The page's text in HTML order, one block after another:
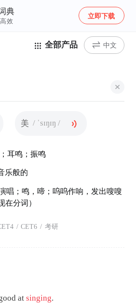
典
效
立即下载
全部产品 中文
美 / ˈsɪŋɪŋ /
耳鸣；振鸣
乐般的
唱；鸣，啼；呜呜作响，发出嗖嗖
在分词）
/ CET6 / 考研
atsinging.